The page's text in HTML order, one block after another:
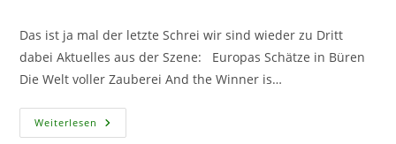
Das ist ja mal der letzte Schrei wir sind wieder zu Dritt
dabei Aktuelles aus der Szene: Europas Schätze in Büren
Die Welt voller Zauberei And the Winner is…
Weiterlesen CF140
–